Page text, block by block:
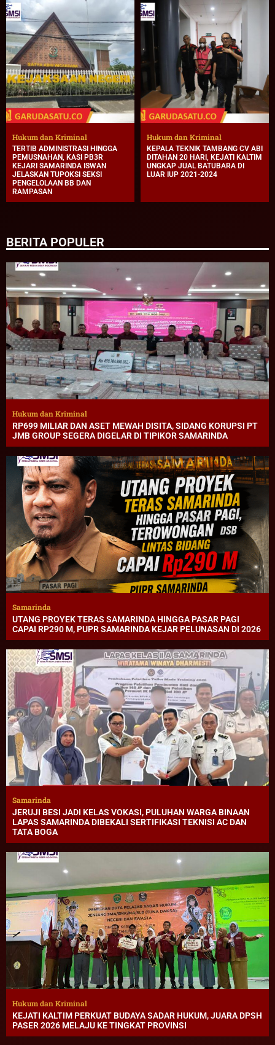
Hukum dan Kriminal
TERTIB ADMINISTRASI HINGGA
PEMUSNAHAN, KASI PB3R
KEJARI SAMARINDA ISWAN
JELASKAN TUPOKSI SEKSI
PENGELOLAAN BB DAN
RAMPASAN
Hukum dan Kriminal
KEPALA TEKNIK TAMBANG CV ABI
DITAHAN 20 HARI, KEJATI KALTIM
UNGKAP JUAL BATUBARA DI
LUAR IUP 2021-2024
BERITA POPULER
Hukum dan Kriminal
RP699 MILIAR DAN ASET MEWAH DISITA, SIDANG KORUPSI PT
JMB GROUP SEGERA DIGELAR DI TIPIKOR SAMARINDA
Samarinda
UTANG PROYEK TERAS SAMARINDA HINGGA PASAR PAGI
CAPAI RP290 M, PUPR SAMARINDA KEJAR PELUNASAN DI 2026
Samarinda
JERUJI BESI JADI KELAS VOKASI, PULUHAN WARGA BINAAN
LAPAS SAMARINDA DIBEKALI SERTIFIKASI TEKNISI AC DAN
TATA BOGA
Hukum dan Kriminal
KEJATI KALTIM PERKUAT BUDAYA SADAR HUKUM, JUARA DPSH
PASER 2026 MELAJU KE TINGKAT PROVINSI